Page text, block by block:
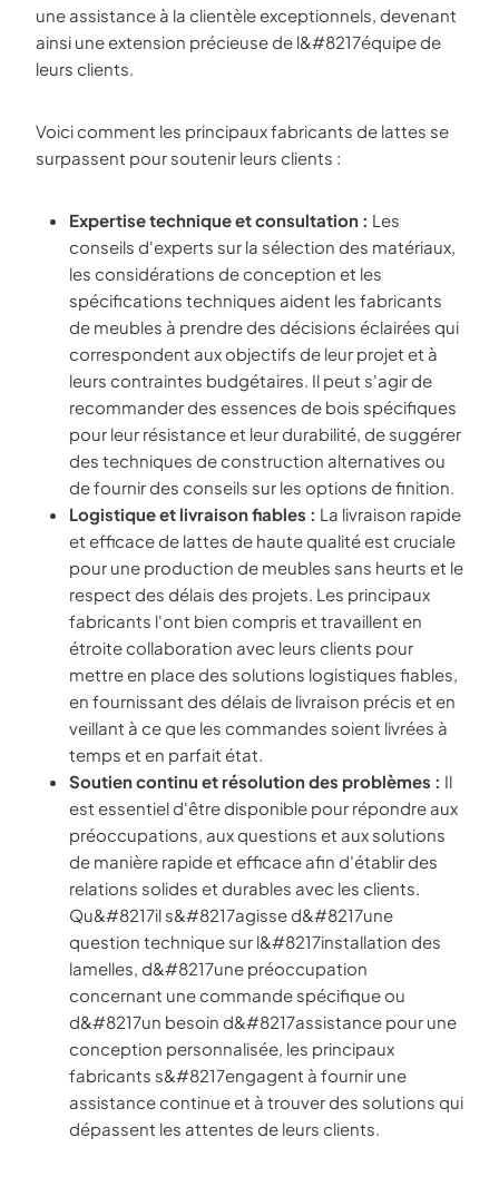
une assistance à la clientèle exceptionnels, devenant
ainsi une extension précieuse de l&#8217équipe de
leurs clients.
Voici comment les principaux fabricants de lattes se
surpassent pour soutenir leurs clients :
Expertise technique et consultation : Les
conseils d'experts sur la sélection des matériaux,
les considérations de conception et les
spécifications techniques aident les fabricants
de meubles à prendre des décisions éclairées qui
correspondent aux objectifs de leur projet et à
leurs contraintes budgétaires. Il peut s'agir de
recommander des essences de bois spécifiques
pour leur résistance et leur durabilité, de suggérer
des techniques de construction alternatives ou
de fournir des conseils sur les options de finition.
Logistique et livraison fiables : La livraison rapide
et efficace de lattes de haute qualité est cruciale
pour une production de meubles sans heurts et le
respect des délais des projets. Les principaux
fabricants l'ont bien compris et travaillent en
étroite collaboration avec leurs clients pour
mettre en place des solutions logistiques fiables,
en fournissant des délais de livraison précis et en
veillant à ce que les commandes soient livrées à
temps et en parfait état.
Soutien continu et résolution des problèmes : Il
est essentiel d'être disponible pour répondre aux
préoccupations, aux questions et aux solutions
de manière rapide et efficace afin d'établir des
relations solides et durables avec les clients.
Qu&#8217il s&#8217agisse d&#8217une
question technique sur l&#8217installation des
lamelles, d&#8217une préoccupation
concernant une commande spécifique ou
d&#8217un besoin d&#8217assistance pour une
conception personnalisée, les principaux
fabricants s&#8217engagent à fournir une
assistance continue et à trouver des solutions qui
dépassent les attentes de leurs clients.